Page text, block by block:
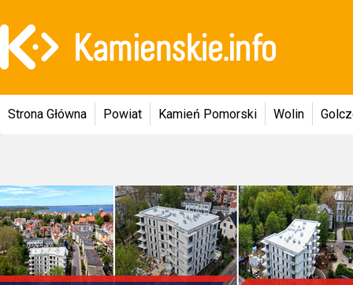
Strona Główna Powiat Kamień Pomorski Wolin